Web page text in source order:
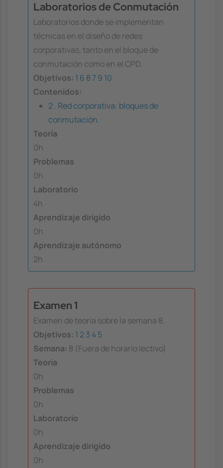
Laboratorios de Conmutación
Laboratorios donde se implementan
técnicas en el diseño de redes
corporativas, tanto en el bloque de
conmutación como en el CPD.
Objetivos: 1 6 8 7 9 10
Contenidos:
2 . Red corporativa: bloques de
conmutación.
Teoría
0h
Problemas
0h
Laboratorio
4h
Aprendizaje dirigido
0h
Aprendizaje autónomo
2h
Examen 1
Examen de teoría sobre la semana 8.
Objetivos: 1 23 45
Semana: 8 (Fuera de horario lectivo)
Teoría
0h
Problemas
0h
Laboratorio
0h
Aprendizaje dirigido
0h